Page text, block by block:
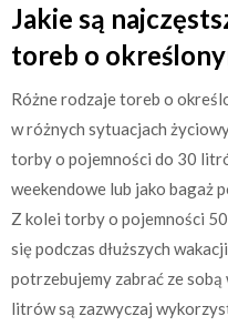
Jakie są
toreb o
Różne rodzaje toreb o
w różnych sytuacjach
torby o pojemności do 30
weekendowe lub jako bagaż
Z kolei torby o pojemności
się podczas dłuższych
potrzebujemy zabrać ze
litrów są zazwyczaj